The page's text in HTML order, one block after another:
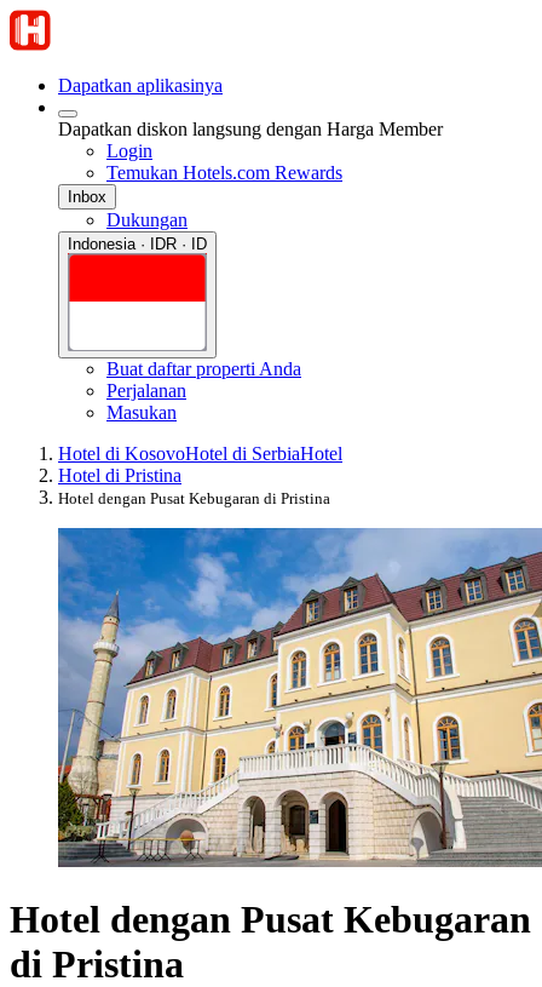
Dapatkan aplikasinya
Dapatkan diskon langsung dengan Harga Member
Login
Temukan Hotels.com Rewards
Inbox
Dukungan
Indonesia · IDR · ID
Buat daftar properti Anda
Perjalanan
Masukan
Hotel di KosovoHotel di SerbiaHotel
Hotel di Pristina
Hotel dengan Pusat Kebugaran di Pristina
Hotel dengan Pusat Kebugaran
di Pristina